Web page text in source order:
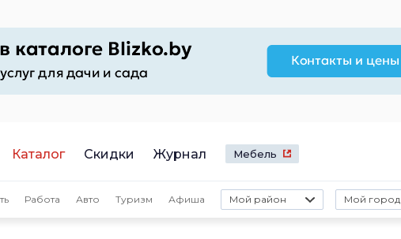
Каталог Скидки Журнал Мебель
Работа Авто Туризм Афиша Мой район Мой город